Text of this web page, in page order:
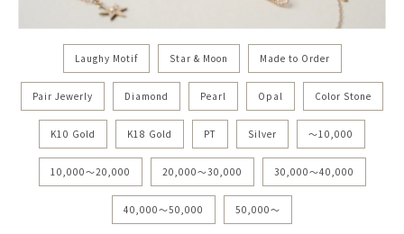
Laughy Motif Star & Moon Made to Order
Pair Jewerly Diamond Pearl Opal Color Stone
K10 Gold K18 Gold PT Silver 〜10,000
10,000～20,000 20,000～30,000 30,000〜40,000
40,000〜50,000 50,000〜